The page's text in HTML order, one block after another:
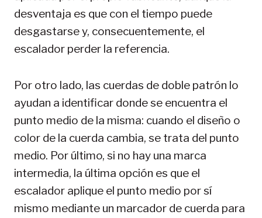
desventaja es que con el tiempo puede
desgastarse y, consecuentemente, el
escalador perder la referencia.
Por otro lado, las cuerdas de doble patrón lo
ayudan a identificar donde se encuentra el
punto medio de la misma: cuando el diseño o
color de la cuerda cambia, se trata del punto
medio. Por último, si no hay una marca
intermedia, la última opción es que el
escalador aplique el punto medio por sí
mismo mediante un marcador de cuerda para